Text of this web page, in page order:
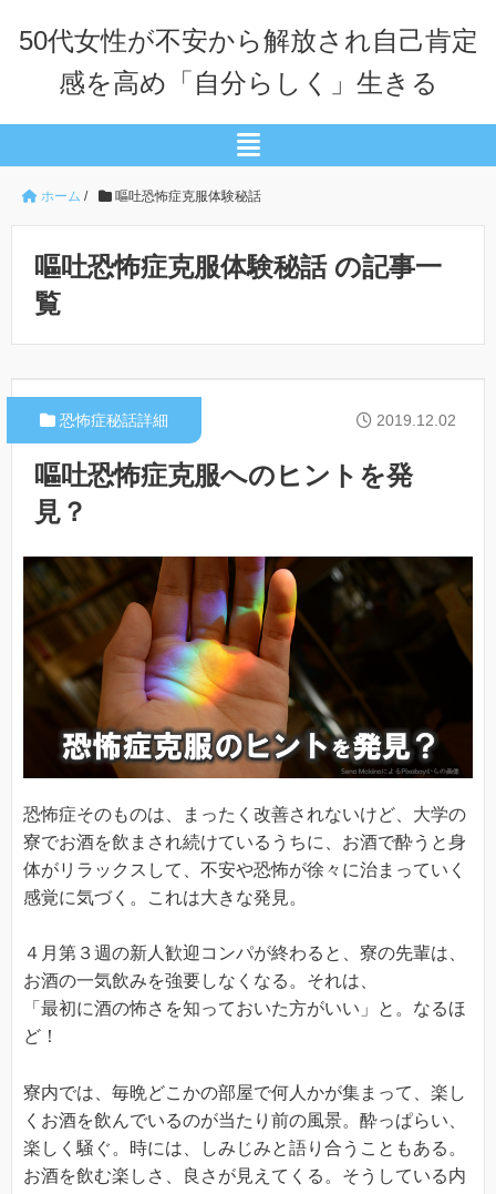
50代女性が不安から解放され自己肯定
感を高め「自分らしく」生きる
ホーム / 嘔吐恐怖症克服体験秘話
嘔吐恐怖症克服体験秘話 の記事一
覧
2019.12.02
恐怖症秘話詳細
嘔吐恐怖症克服へのヒントを発
見？
恐怖症そのものは、まったく改善されないけど、大学の
寮でお酒を飲まされ続けているうちに、お酒で酔うと身
体がリラックスして、不安や恐怖が徐々に治まっていく
感覚に気づく。これは大きな発見。
４月第３週の新人歓迎コンパが終わると、寮の先輩は、
お酒の一気飲みを強要しなくなる。それは、
「最初に酒の怖さを知っておいた方がいい」と。なるほ
ど！
寮内では、毎晩どこかの部屋で何人かが集まって、楽し
くお酒を飲んでいるのが当たり前の風景。酔っぱらい、
楽しく騒ぐ。時には、しみじみと語り合うこともある。
お酒を飲む楽しさ、良さが見えてくる。そうしている内